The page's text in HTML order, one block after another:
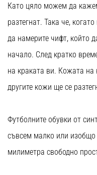
Като цяло можем да
разтегнат. Така че,
да намерите чифт, който
начало. След кратко
на краката ви. Кожата на
другите кожи ще се
Футболните обувки от
съвсем малко или изобщо
милиметра свободно